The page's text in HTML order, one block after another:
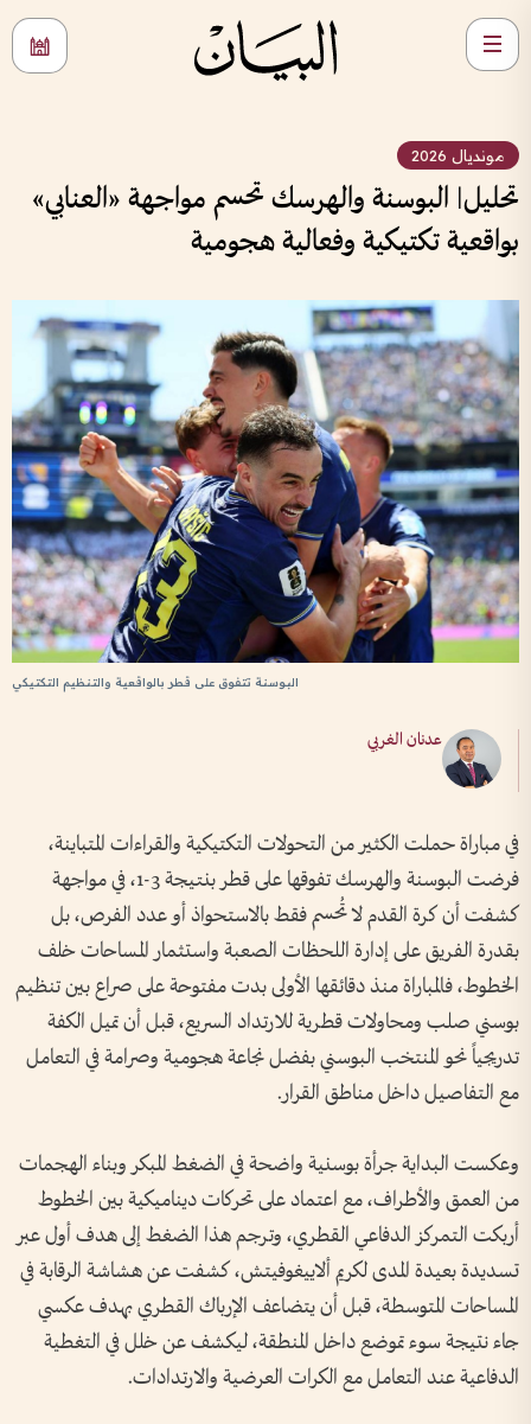
مونديال 2026
تحليل| البوسنة والهرسك تحسم مواجهة «العنابي»
بواقعية تكتيكية وفعالية هجومية
البوسنة تتفوق على قطر بالواقعية والتنظيم التكتيكي
عدنان الغربي
في مباراة حملت الكثير من التحولات التكتيكية والقراءات المتباينة،
فرضت البوسنة والهرسك تفوقها على قطر بنتيجة 3-1، في مواجهة
كشفت أن كرة القدم لا تُحسم فقط بالاستحواذ أو عدد الفرص، بل
بقدرة الفريق على إدارة اللحظات الصعبة واستثمار المساحات خلف
الخطوط، فالمباراة منذ دقائقها الأولى بدت مفتوحة على صراع بين تنظيم
بوسني صلب ومحاولات قطرية للارتداد السريع، قبل أن تميل الكفة
تدريجياً نحو المنتخب البوسني بفضل نجاعة هجومية وصرامة في التعامل
مع التفاصيل داخل مناطق القرار.
وعكست البداية جرأة بوسنية واضحة في الضغط المبكر وبناء الهجمات
من العمق والأطراف، مع اعتماد على تحركات ديناميكية بين الخطوط
أربكت التمركز الدفاعي القطري، وترجم هذا الضغط إلى هدف أول عبر
تسديدة بعيدة المدى لكريم ألاييغوفيتش، كشفت عن هشاشة الرقابة في
المساحات المتوسطة، قبل أن يتضاعف الإرباك القطري بهدف عكسي
جاء نتيجة سوء تموضع داخل المنطقة، ليكشف عن خلل في التغطية
الدفاعية عند التعامل مع الكرات العرضية والارتدادات.